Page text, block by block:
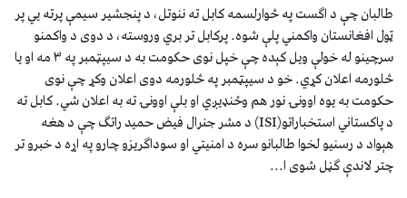
طالبان چې د اګست په څوارلسمه کابل ته ننوتل، د پنجشیر سیمې پرته يي پر
ټول افغانستان واکمني پلې شوه. پرکابل تر بري وروسته، د دوی د واکمنو
سرچینو له خولې ویل کېده چې خپل نوی حکومت به د سیپټمبر په ۳ مه او یا
څلورمه اعلان کړي. خو د سیپټمبر په څلورمه دوی اعلان وکړ چې نوی
حکومت به یوه اوونۍ نور هم وځنډیږي او بلې اوونۍ ته به اعلان شي. کابل ته
د پاکستاني استخباراتو(ISI) د مشر جنرال فیض حمید راتګ چې د هغه
هېواد د رسنیو لخوا طالبانو سره د امنیتي او سوداګریزو چارو په اړه د خبرو تر
چتر لاندې ګڼل شوی ا...